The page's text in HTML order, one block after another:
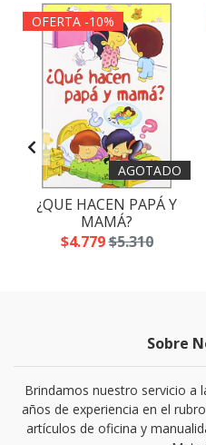
OFERTA -10%
AGOTADO
¿QUE HACEN PAPÁ Y
MAMÁ?
$4.779$5.310
Sobre
Brindamos nuestro servicio a
años de experiencia en el
artículos de oficina y